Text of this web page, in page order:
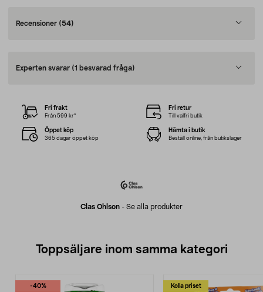
Recensioner (54)
Experten svarar (1 besvarad fråga)
Clas Ohlson - Se alla produkter
Fri frakt
Från 599 kr*
Fri retur
Till valfri butik
Öppet köp
365 dagar öppet köp
Hämta i butik
Beställ online, från butikslager
Toppsäljare inom samma kategori
-40% Kolla priset